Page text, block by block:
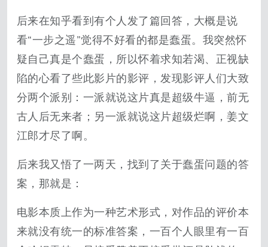
后来在知乎看到有个人发了篇回答，大概是说
看“一步之遥”觉得不好看的都是蠢蛋。我突然怀
疑自己真是个蠢蛋，所以怀着求知若渴、正视缺
陷的心看了些此影片的影评，发现影评人们大致
分两个派别：一派就说这片真是超级牛逼，前无
古人后无来者；另一派就说这片超级烂啊，姜文
江郎才尽了啊。
后来我又悟了一两天，找到了关于蠢蛋问题的答
案，那就是：
电影本质上作为一种艺术形式，对作品的评价本
来就没有统一的标准答案，一百个人眼里有一百